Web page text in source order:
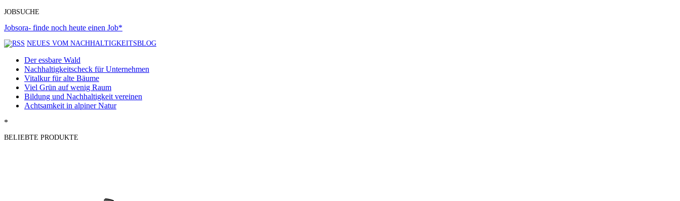
JOBSUCHE
Jobsora- finde noch heute einen Job*
NEUES VOM NACHHALTIGKEITSBLOG
Der essbare Wald
Nachhaltigkeitscheck für Unternehmen
Vitalkur für alte Bäume
Viel Grün auf wenig Raum
Bildung und Nachhaltigkeit vereinen
Achtsamkeit in alpiner Natur
*
BELIEBTE PRODUKTE